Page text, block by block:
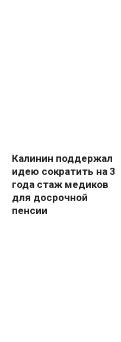
Калинин поддержал
идею сократить на 3
года стаж медиков
для досрочной
пенсии